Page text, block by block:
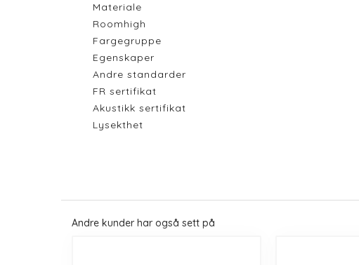
Materiale
Roomhigh
Fargegruppe
Egenskaper
Andre standarder
FR sertifikat
Akustikk sertifikat
Lysekthet
Andre kunder har også sett på